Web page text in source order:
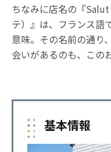
ちなみに店名の『
テ）』は、フランス語
意味。その名前の通り
会いがあるのも、この
基本情報